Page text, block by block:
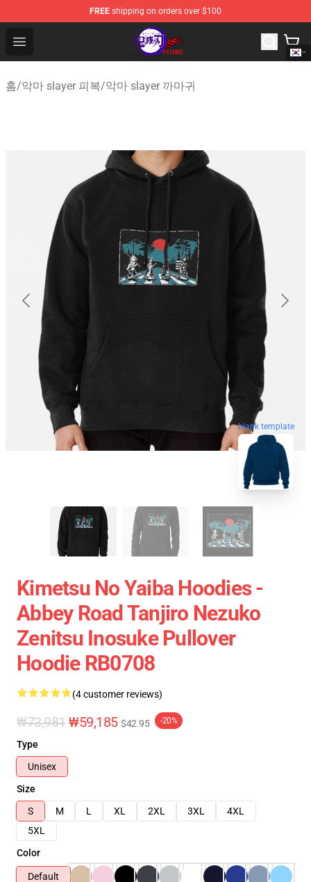
FREE shipping on orders over $100
Open menu
Kimetsu no Yaiba Store - Official Kimetsu no Yaiba
홈/악마 slayer 피복/악마 slayer 까마귀
blank template
Kimetsu No Yaiba Hoodies -
Abbey Road Tanjiro Nezuko
Zenitsu Inosuke Pullover
Hoodie RB0708
(4 customer reviews)
₩73,981 ₩59,185 $42.95 -20%
Type
Unisex
Size
S
M L XL 2XL 3XL
4XL
5XL
Color
Default